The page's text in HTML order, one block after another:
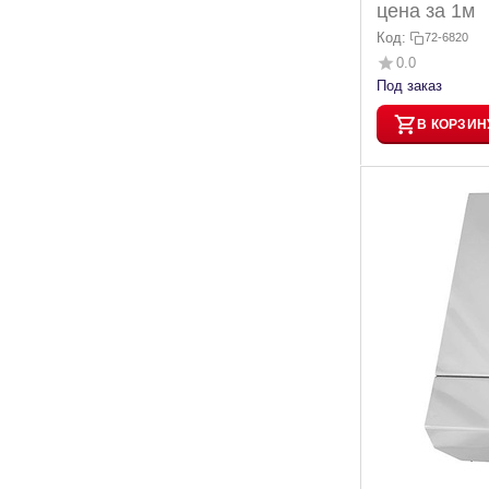
цена за 1м
Код: 72-6820
0.0
Под заказ
В